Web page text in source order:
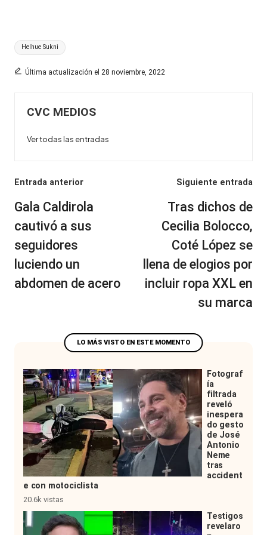
Etiquetas:
Helhue Sukni
Última actualización el 28 noviembre, 2022
CVC MEDIOS
Ver todas las entradas
Navegación
de
entradas
Entrada anterior
Gala Caldirola
cautivó a sus
seguidores
luciendo un
abdomen de acero
Siguiente entrada
Tras dichos de
Cecilia Bolocco,
Coté López se
llena de elogios por
incluir ropa XXL en
su marca
Fotograf
ía
filtrada
reveló
inespera
do gesto
de José
Antonio
Neme
tras
accident
e con motociclista
20.6k vistas
Testigos
revelaro